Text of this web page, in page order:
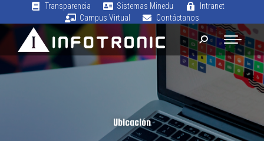
Transparencia Sistemas Minedu
Intranet
Campus Virtual
Contáctanos
Ubicación